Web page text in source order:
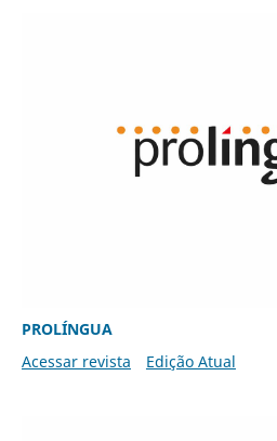
PROLÍNGUA
Acessar revista
Edição Atual